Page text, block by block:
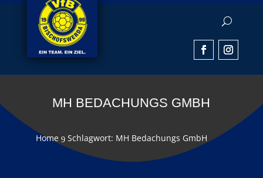
MH BEDACHUNGS GMBH
Home 9 Schlagwort: MH Bedachungs GmbH